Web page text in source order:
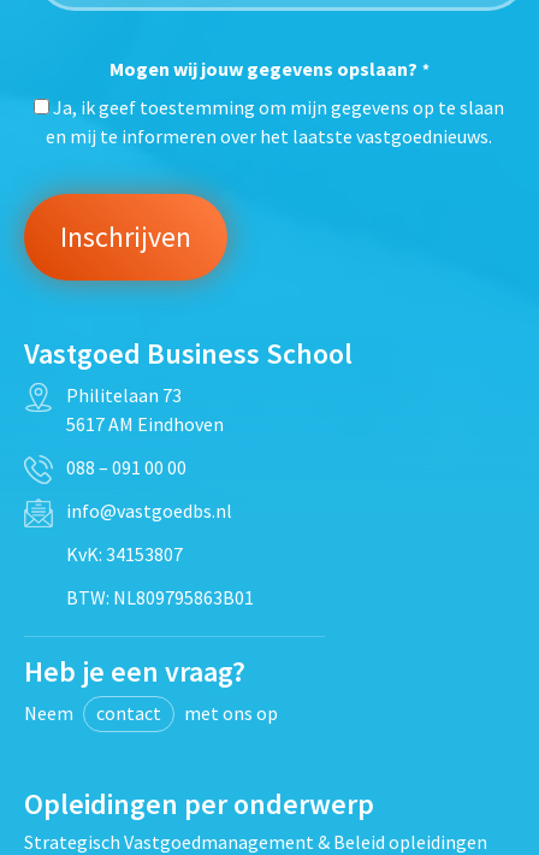
Mogen wij jouw gegevens opslaan? *
Ja, ik geef toestemming om mijn gegevens op te slaan
en mij te informeren over het laatste vastgoednieuws.
Vastgoed Business School
Philitelaan 73
5617 AM Eindhoven
088 – 091 00 00
info@vastgoedbs.nl
KvK: 34153807
BTW: NL809795863B01
Heb je een vraag?
Neem contact met ons op
Opleidingen per onderwerp
Strategisch Vastgoedmanagement & Beleid opleidingen